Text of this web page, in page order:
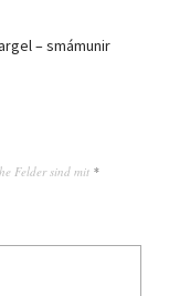
– smámunir
Felder sind mit *